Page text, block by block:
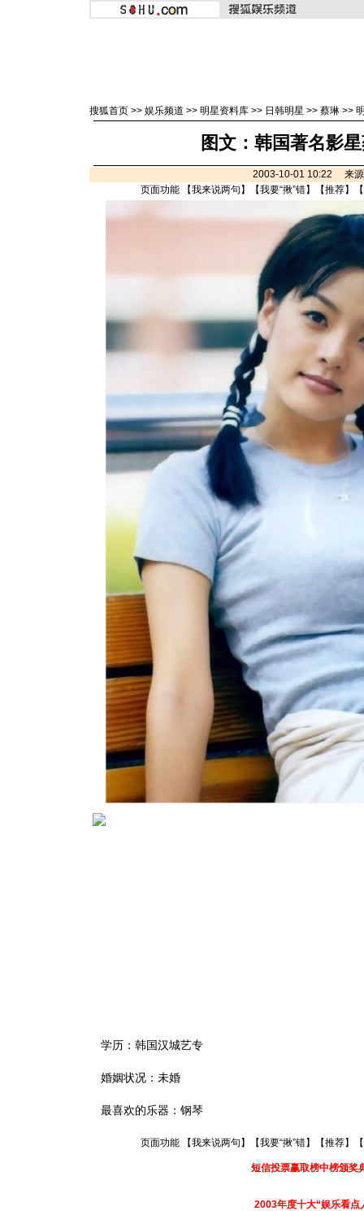
搜狐首页 >> 娱乐频道 >> 明星资料库 >> 日韩明星 >> 蔡琳 >>
图文：韩国著名影
2003-10-01 10:22 来源
页面功能 【我来说两句 】【我要“揪”错】【推荐】
学历：韩国汉城艺专
婚姻状况：未婚
最喜欢的乐器：钢琴
页面功能 【我来说两句 】【我要“揪”错】【推荐】
短信投票赢取榜中榜颁奖
2003年度十大“娱乐看点